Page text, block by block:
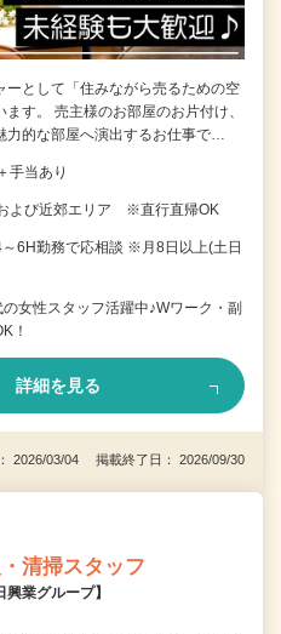
ーとして「住みながら売るための空
す。 売主様のお部屋のお片付け、
力的な部屋へ演出するお仕事で…
手当あり
よび近郊エリア ※直行直帰OK
6H勤務で応相談 ※月8日以上(土日
女性スタッフ活躍中♪Wワーク・副
！
詳細を見る
2026/03/04 掲載終了日： 2026/09/30
清掃スタッフ
業グループ】